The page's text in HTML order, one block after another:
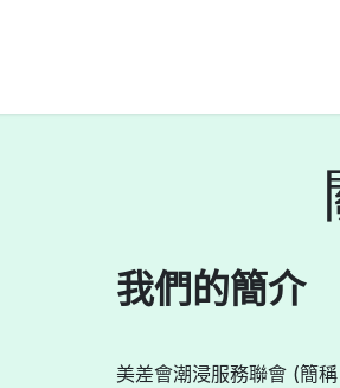
我們的簡介
美差會潮浸服務聯會 (簡